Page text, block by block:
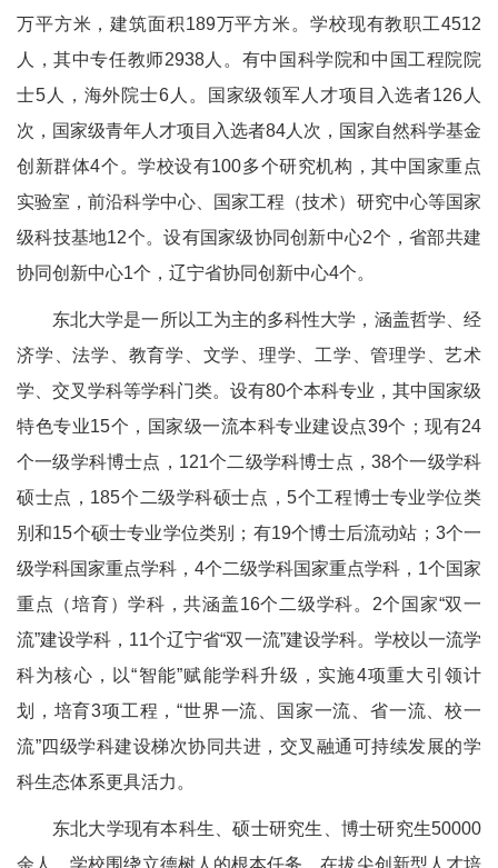
万平方米，建筑面积189万平方米。学校现有教职工4512
人，其中专任教师2938人。有中国科学院和中国工程院院
士5人，海外院士6人。国家级领军人才项目入选者126人
次，国家级青年人才项目入选者84人次，国家自然科学基金
创新群体4个。学校设有100多个研究机构，其中国家重点
实验室，前沿科学中心、国家工程（技术）研究中心等国家
级科技基地12个。设有国家级协同创新中心2个，省部共建
协同创新中心1个，辽宁省协同创新中心4个。
东北大学是一所以工为主的多科性大学，涵盖哲学、经
济学、法学、教育学、文学、理学、工学、管理学、艺术
学、交叉学科等学科门类。设有80个本科专业，其中国家级
特色专业15个，国家级一流本科专业建设点39个；现有24
个一级学科博士点，121个二级学科博士点，38个一级学科
硕士点，185个二级学科硕士点，5个工程博士专业学位类
别和15个硕士专业学位类别；有19个博士后流动站；3个一
级学科国家重点学科，4个二级学科国家重点学科，1个国家
重点（培育）学科，共涵盖16个二级学科。2个国家“双一
流”建设学科，11个辽宁省“双一流”建设学科。学校以一流学
科为核心，以“智能”赋能学科升级，实施4项重大引领计
划，培育3项工程，“世界一流、国家一流、省一流、校一
流”四级学科建设梯次协同共进，交叉融通可持续发展的学
科生态体系更具活力。
东北大学现有本科生、硕士研究生、博士研究生50000